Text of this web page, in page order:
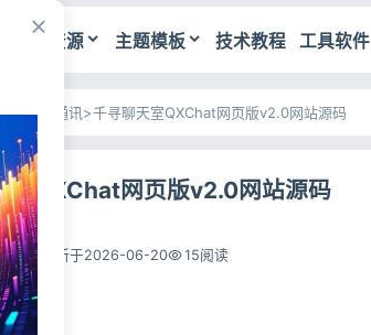
源码资源 主题模板 技术教程 工具软件
>聊天通讯>千寻聊天室QXChat网页版v2.0网站源码
室QXChat网页版v2.0网站源码
网
20 更新于2026-06-20 15阅读